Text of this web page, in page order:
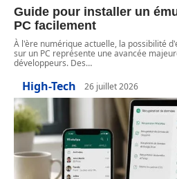
Guide pour installer un
PC facilement
À l'ère numérique actuelle, la possibilité
sur un PC représente une avancée
développeurs. Des…
High-Tech 26 juillet 2026